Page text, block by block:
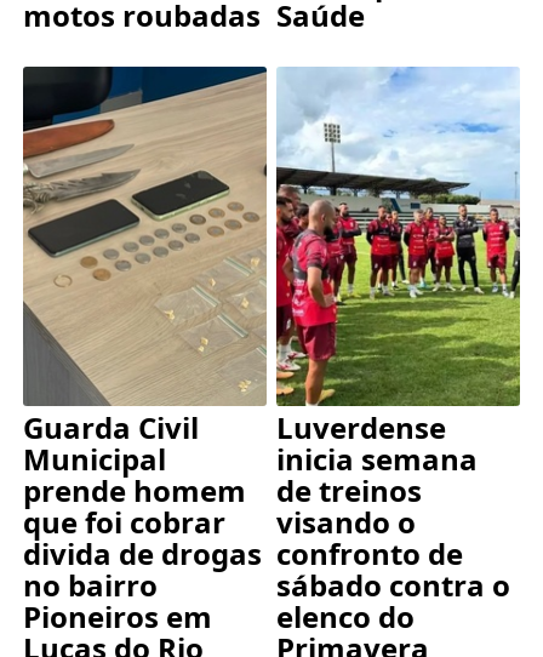
motos roubadas Saúde
Guarda Civil
Municipal
prende homem
que foi cobrar
divida de drogas
no bairro
Pioneiros em
Lucas do Rio
Luverdense
inicia semana
de treinos
visando o
confronto de
sábado contra o
elenco do
Primavera